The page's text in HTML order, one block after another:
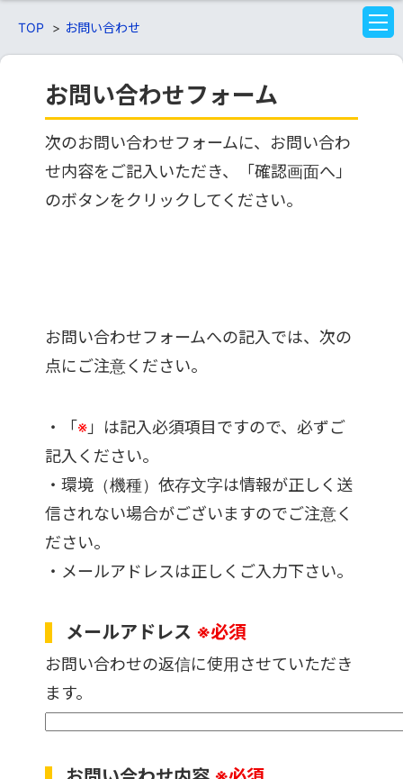
M
E
N
TOP お問い合わせ
お問い合わせフォーム
次のお問い合わせフォームに、お問い合わ
せ内容をご記入いただき、「確認画面へ」
のボタンをクリックしてください。
お問い合わせフォームへの記入では、次の
点にご注意ください。
・「 ※ 」は記入必須項目ですので、必ずご
記入ください。
・環境（機種）依存文字は情報が正しく送
信されない場合がございますのでご注意く
ださい。
・メールアドレスは正しくご入力下さい。
メールアドレス ※必須
お問い合わせの返信に使用させていただき
ます。